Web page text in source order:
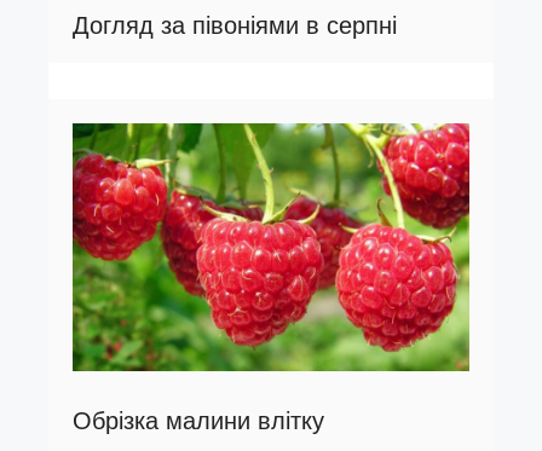
Догляд за півоніями в серпні
Обрізка малини влітку